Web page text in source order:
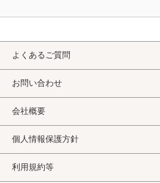
よくあるご質問
お問い合わせ
会社概要
個人情報保護方針
利用規約等